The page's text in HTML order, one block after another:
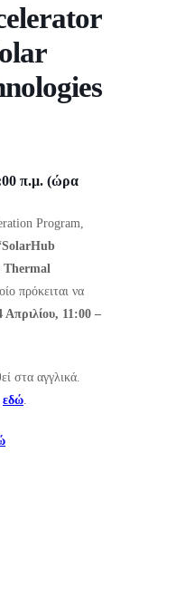
π.μ. (ώρα
Program,
Thermal
πρόκειται να
11:00 –
στα αγγλικά.
εδώ.